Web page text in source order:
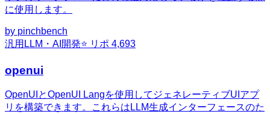
に使用します。
by pinchbench
汎用 LLM・AI開発⭐ リポ 4,693
openui
OpenUIとOpenUI Langを使用してジェネレーティブUIアプ
リを構築できます。これらはLLM生成インターフェースのた